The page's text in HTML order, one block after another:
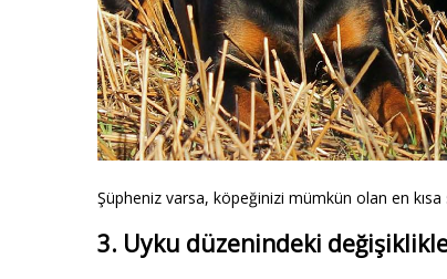
Şüpheniz varsa, köpeğinizi mümkün olan en
3. Uyku düzenindeki